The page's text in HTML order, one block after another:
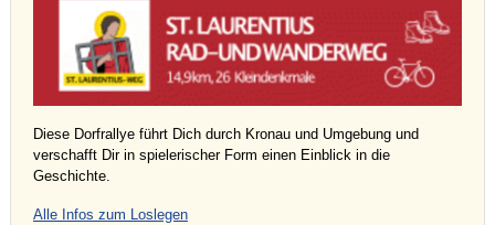
Diese Dorfrallye führt Dich durch Kronau und Umgebung und
verschafft Dir in spielerischer Form einen Einblick in die
Geschichte.
Alle Infos zum Loslegen